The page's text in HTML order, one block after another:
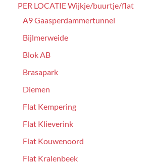
PER LOCATIE Wijkje/buurtje/flat
A9 Gaasperdammertunnel
Bijlmerweide
Blok AB
Brasapark
Diemen
Flat Kempering
Flat Klieverink
Flat Kouwenoord
Flat Kralenbeek